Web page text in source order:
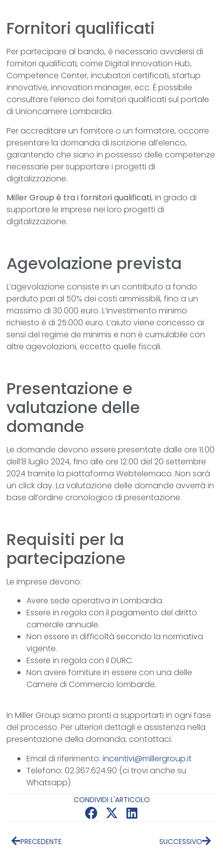
Fornitori qualificati
Per partecipare al bando, è necessario avvalersi di
fornitori qualificati, come Digital Innovation Hub,
Competence Center, incubatori certificati, startup
innovative, innovation manager, ecc. È possibile
consultare l’elenco dei fornitori qualificati sul portale
di Unioncamere Lombardia.
Per accreditare un fornitore o un formatore, occorre
presentare la domanda di iscrizione all’elenco,
garantendo che siano in possesso delle competenze
necessarie per supportare i progetti di
digitalizzazione.
Miller Group è tra i fornitori qualificati, in grado di
supportare le imprese nei loro progetti di
digitalizzazione.
Agevolazione prevista
L’agevolazione consiste in un contributo a fondo
perduto pari al 50% dei costi ammissibili, fino a un
massimo di 30.000 euro. L’investimento minimo
richiesto è di 25.000 euro. L’aiuto viene concesso ai
sensi del regime de minimis e non è cumulabile con
altre agevolazioni, eccetto quelle fiscali.
Presentazione e
valutazione delle
domande
Le domande devono essere presentate dalle ore 11.00
dell’8 luglio 2024, fino alle ore 12.00 del 20 settembre
2024 tramite la piattaforma Webtelemaco. Non sarà
un click day. La valutazione delle domande avverrà in
base all’ordine cronologico di presentazione.
Requisiti per la
partecipazione
Le imprese devono:
Avere sede operativa in Lombardia.
Essere in regola con il pagamento del diritto
camerale annuale.
Non essere in difficoltà secondo la normativa
vigente.
Essere in regola con il DURC.
Non avere forniture in essere con una delle
Camere di Commercio lombarde.
In Miller Group siamo pronti a supportarti in ogni fase
del processo. Per ulteriori dettagli e assistenza nella
presentazione della domanda, contattaci:
Email di riferimento:incentivi@millergroup.it
Telefono: 02.367.624.90 (ci trovi anche su
Whatsapp)
CONDIVIDI L'ARTICOLO
PRECEDENTE SUCCESSIVO